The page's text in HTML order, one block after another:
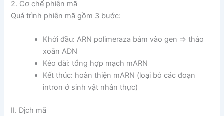
2. Cơ chế phiên mã
Quá trình phiên mã gồm 3 bước:
Khởi đầu: ARN polimeraza bám vào gen => tháo
xoắn ADN
Kéo dài: tổng hợp mạch mARN
Kết thúc: hoàn thiện mARN (loại bỏ các đoạn
intron ở sinh vật nhân thực)
II. Dịch mã